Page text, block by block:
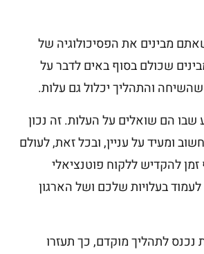
מבינים את הפסיכולוגיה של
שכולם בסוף באים לדבר על
והתהליך יכלול גם עלות.
שבו הם שואלים על העלות. זה נכון
ומעיד על עניין, ובכל זאת, לעולם
להקדיש ללקוח פוטנציאלי
בעלויות שלכם ושל הארגון
לתהליך מוקדם, כך תעזרו